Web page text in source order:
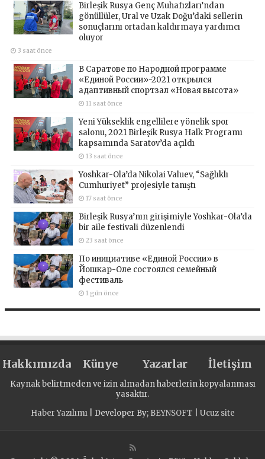
Birleşik Rusya Genç Muhafızları’ndan
gönüllüler, Ural ve Uzak Doğu’daki sellerin
sonuçlarını ortadan kaldırmaya yardımcı
oluyor
3 saat önce
В Саратове по Народной программе
«Единой России»-2021 открылся
адаптивный спортзал «Новая высота»
11 saat önce
Yeni Yükseklik engellilere yönelik spor
salonu, 2021 Birleşik Rusya Halk Programı
kapsamında Saratov’da açıldı
13 saat önce
Yoshkar-Ola’da Nikolai Valuev, “Sağlıklı
Cumhuriyet” projesiyle tanıştı
17 saat önce
Birleşik Rusya’nın girişimiyle Yoshkar-Ola’da
bir aile festivali düzenlendi
23 saat önce
По инициативе «Единой России» в
Йошкар-Оле состоялся семейный
фестиваль
1 gün önce
Hakkımızda Künye Yazarlar İletişim
Kaynak belirtmeden ve izin almadan haberlerin kopyalanması
yasaktır.
Haber Yazılımı| Developer By; BEYNSOFT Ucuz site